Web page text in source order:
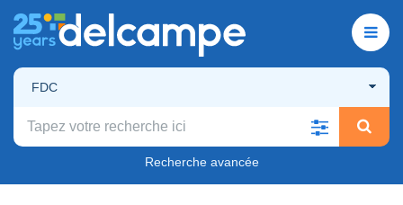
FDC
Recherche avancée